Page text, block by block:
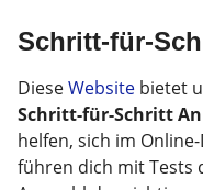
Schritt-für-
DieseWebsite bietet
Schritt-für-Schritt
helfen, sich im
führen dich mit Tests